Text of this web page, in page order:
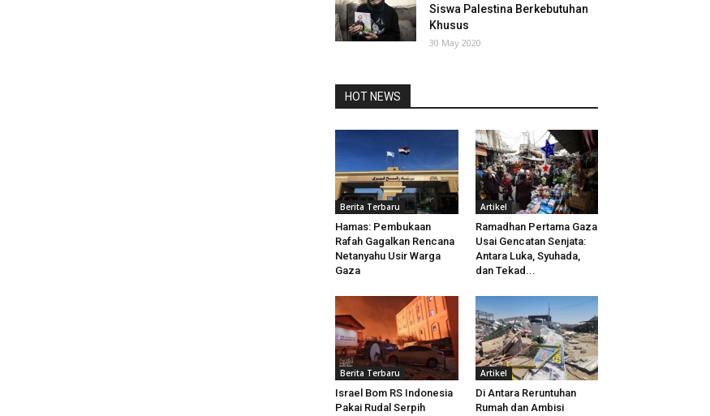
Siswa Palestina Berkebutuhan
Khusus
30 May 2020
HOT NEWS
Berita Terbaru
Hamas: Pembukaan
Rafah Gagalkan Rencana
Netanyahu Usir Warga
Gaza
Artikel
Ramadhan Pertama Gaza
Usai Gencatan Senjata:
Antara Luka, Syuhada,
dan Tekad...
Berita Terbaru
Israel Bom RS Indonesia
Pakai Rudal Serpih
Artikel
Di Antara Reruntuhan
Rumah dan Ambisi